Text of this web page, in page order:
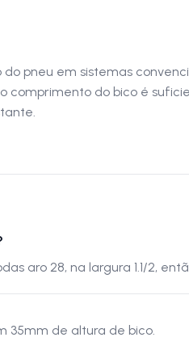
pneu em sistemas
comprimento do bico é
aro 28, na largura 1.1/2,
35mm de altura de bico.